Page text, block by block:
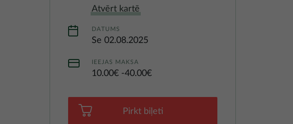
Atvērt kartē
DATUMS
Se 02.08.2025
IEEJAS MAKSA
10.00€ 40.00€
Pirkt biļeti